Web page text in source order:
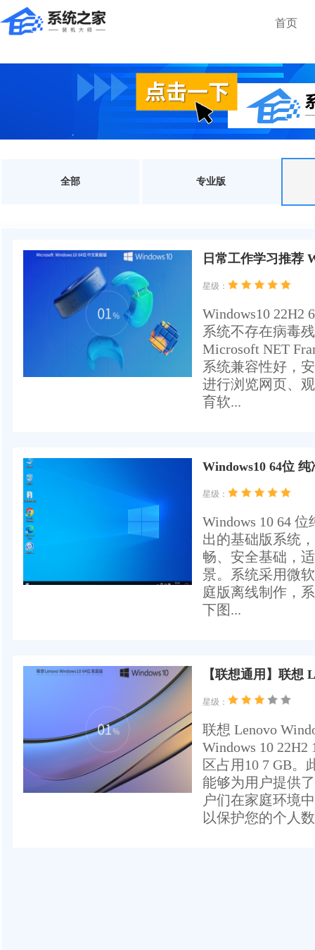
首页
全部 专业版
日常工作学习推荐
星级：
Windows10 22H2
系统不存在病毒
Microsoft NET
系统兼容性好，
进行浏览网页、
育软...
Windows10 64位
星级：
Windows 10 64
出的基础版系统
畅、安全基础，
景。系统采用微
庭版离线制作，
下图...
【联想通用】联想
星级：
联想 Lenovo
Windows 10
区占用10 7 GB
能够为用户提供
户们在家庭环境
以保护您的个人